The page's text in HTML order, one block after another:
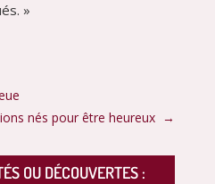
»
nés pour être heureux →
OU DÉCOUVERTES :